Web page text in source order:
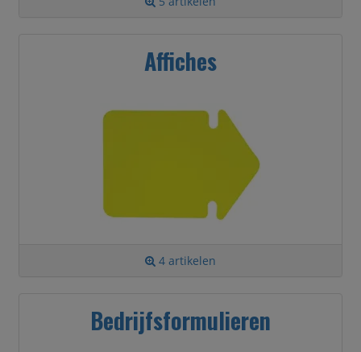
Affiches
4 artikelen
Bedrijfsformulieren